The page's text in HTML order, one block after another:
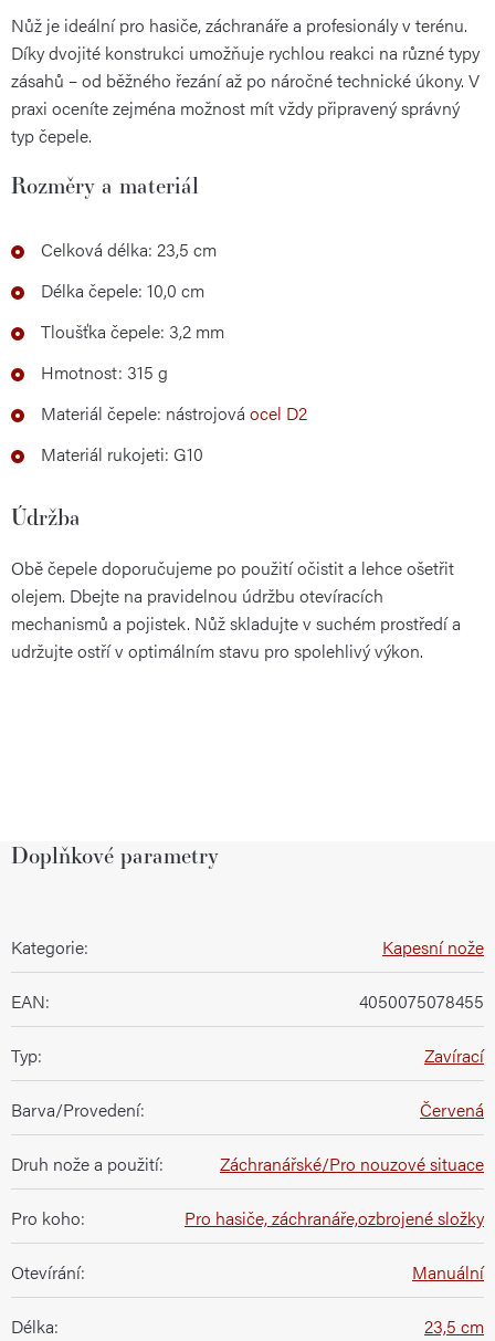
Nůž je ideální pro hasiče, záchranáře a profesionály v terénu.
Díky dvojité konstrukci umožňuje rychlou reakci na různé typy
zásahů – od běžného řezání až po náročné technické úkony. V
praxi oceníte zejména možnost mít vždy připravený správný
typ čepele.
Rozměry a materiál
Celková délka: 23,5 cm
Délka čepele: 10,0 cm
Tloušťka čepele: 3,2 mm
Hmotnost: 315 g
Materiál čepele: nástrojová ocel D2
Materiál rukojeti: G10
Údržba
Obě čepele doporučujeme po použití očistit a lehce ošetřit
olejem. Dbejte na pravidelnou údržbu otevíracích
mechanismů a pojistek. Nůž skladujte v suchém prostředí a
udržujte ostří v optimálním stavu pro spolehlivý výkon.
Doplňkové parametry
Kategorie: Kapesní nože
EAN: 4050075078455
Typ: Zavírací
Barva/Provedení: Červená
Druh nože a použití: Záchranářské/Pro nouzové situace
Pro koho: Pro hasiče, záchranáře,ozbrojené složky
Otevírání: Manuální
Délka: 23,5 cm